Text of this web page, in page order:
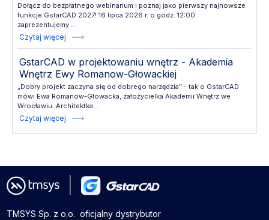
Dołącz do bezpłatnego webinarium i poznaj jako pierwszy najnowsze
funkcje GstarCAD 2027! 16 lipca 2026 r. o godz. 12:00
zaprezentujemy...
Czytaj więcej
GstarCAD w projektowaniu wnętrz - Akademia
Wnętrz Ewy Romanow-Głowackiej
„Dobry projekt zaczyna się od dobrego narzędzia” - tak o GstarCAD
mówi Ewa Romanow-Głowacka, założycielka Akademii Wnętrz we
Wrocławiu. Architektka...
Czytaj więcej
TMSYS Sp. z o.o. ­ oficjalny dystrybutor